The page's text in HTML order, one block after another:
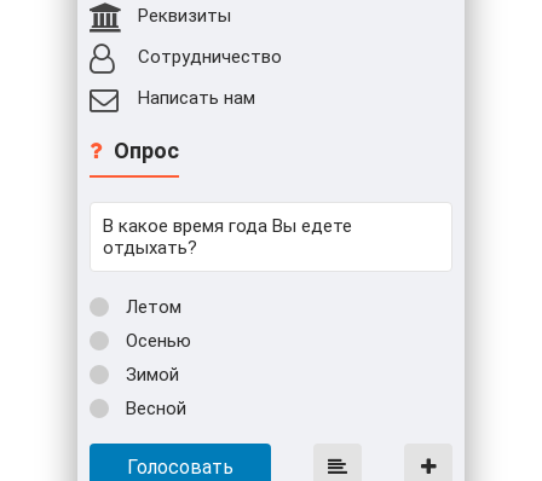
Реквизиты
Сотрудничество
Написать нам
Опрос
В какое время года Вы едете
отдыхать?
Летом
Осенью
Зимой
Весной
Голосовать